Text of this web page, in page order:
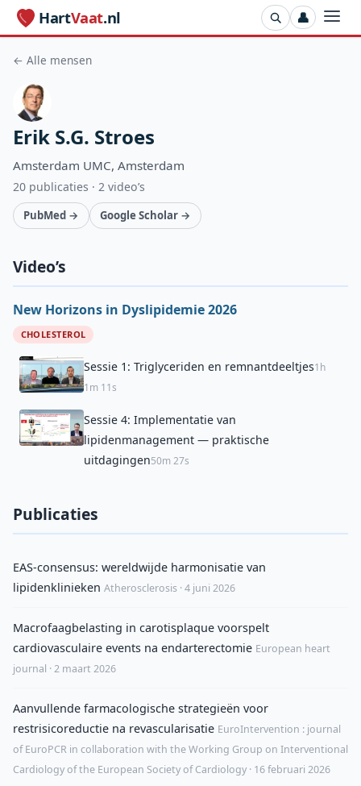
HartVaat.nl 👤
← Alle mensen
Erik S.G. Stroes
Amsterdam UMC, Amsterdam
20 publicaties · 2 video’s
PubMed → Google Scholar →
Video’s
New Horizons in Dyslipidemie 2026
CHOLESTEROL
Sessie 1: Triglyceriden en remnantdeeltjes1h
1m 11s
Sessie 4: Implementatie van
lipidenmanagement — praktische
uitdagingen50m 27s
Publicaties
EAS-consensus: wereldwijde harmonisatie van
lipidenklinieken Atherosclerosis · 4 juni 2026
Macrofaagbelasting in carotisplaque voorspelt
cardiovasculaire events na endarterectomie European heart
journal · 2 maart 2026
Aanvullende farmacologische strategieën voor
restrisicoreductie na revascularisatie EuroIntervention : journal
of EuroPCR in collaboration with the Working Group on Interventional
Cardiology of the European Society of Cardiology · 16 februari 2026